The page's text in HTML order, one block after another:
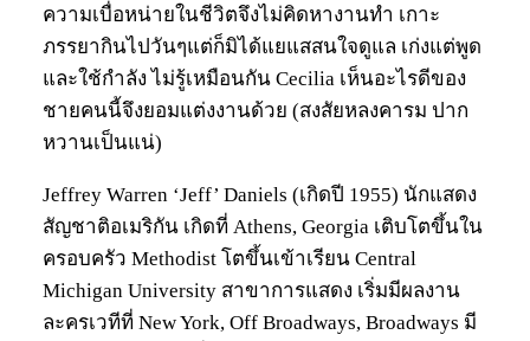
ความเบื่อหน่ายในชีวิตจึงไม่คิดหางานทำ เกาะ
ภรรยากินไปวันๆแต่ก็มิได้แยแสสนใจดูแล เก่งแต่พูด
และใช้กำลัง ไม่รู้เหมือนกัน Cecilia เห็นอะไรดีของ
ชายคนนี้จึงยอมแต่งงานด้วย (สงสัยหลงคารม ปาก
หวานเป็นแน่)
Jeffrey Warren ‘Jeff’ Daniels (เกิดปี 1955) นักแสดง
สัญชาติอเมริกัน เกิดที่ Athens, Georgia เติบโตขึ้นใน
ครอบครัว Methodist โตขึ้นเข้าเรียน Central
Michigan University สาขาการแสดง เริ่มมีผลงาน
ละครเวทีที่ New York, Off Broadways, Broadways มี